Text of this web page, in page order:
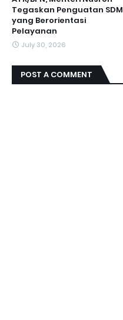
Tegaskan Penguatan SDM
yang Berorientasi
Pelayanan
July 30, 2026
POST A COMMENT